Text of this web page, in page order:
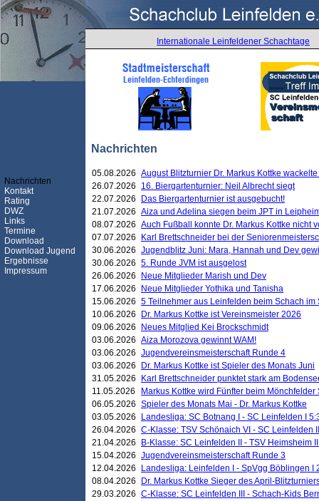
Internationale Leinfeldener Schachtage
Nachrichten
Nachrichten
Kontakt
Rating
DWZ
Links
Termine
Download
Download Jugend
Ergebnisse
Impressum
05.08.2026 August Blitzturnier Dr. Markus Kottke
26.07.2026
16. Biergartenturnier: Neil Albrecht siegt
22.07.2026
Das Biergartenturnier ist ausgebucht!
21.07.2026 Aiza und Adelina siegen beim JPT in
08.07.2026 Auch Fußball konnte Dr. Markus Kottke nicht
07.07.2026
Karl Brettschneider bei der
30.06.2026 Jugendblitz Juni: Mara, Hannah und Dev
30.06.2026 5. Runde JVM ist ausgelost
26.06.2026
Neue Mitglieder Marish und Dev
17.06.2026
Neue Mitglieder Yothika und Tanisha
15.06.2026 5 Teilnehmer aus Leinfelden beim Schach
10.06.2026
Dr. Markus Kottke ist Vereinsmeister 2026
09.06.2026
Neues Mitglied Kei Brockschmidt
03.06.2026 Aiza Morozova gewinnt WAM!
03.06.2026 Jugendvereinsmeisterschaft Runde 4
03.06.2026
Dr. Markus Kottke ist Spieler des Monats Juni
31.05.2026
Karl Brettschneider punktet stark am
11.05.2026
Markus Kottke wird Fünfter beim
06.05.2026 Spieler des Monats Mai - Dr. Markus Kottke
03.05.2026
Landesliga: SC Botnang I - SC Leinfelden I
26.04.2026 C-Klasse: TSV Schönaich VI - SC Leinfelden
21.04.2026
B-Klasse: SC Leinfelden II - TSV Heimsheim
15.04.2026 Jugendvereinsmeisterschaft Runde 3
12.04.2026
Landesliga: Leinfelden I - SpVgg Böblingen I
08.04.2026
Dr. Markus Kottke Sieger des April-
29.03.2026 C-Klasse: SC Leinfelden III - Schach-Kids